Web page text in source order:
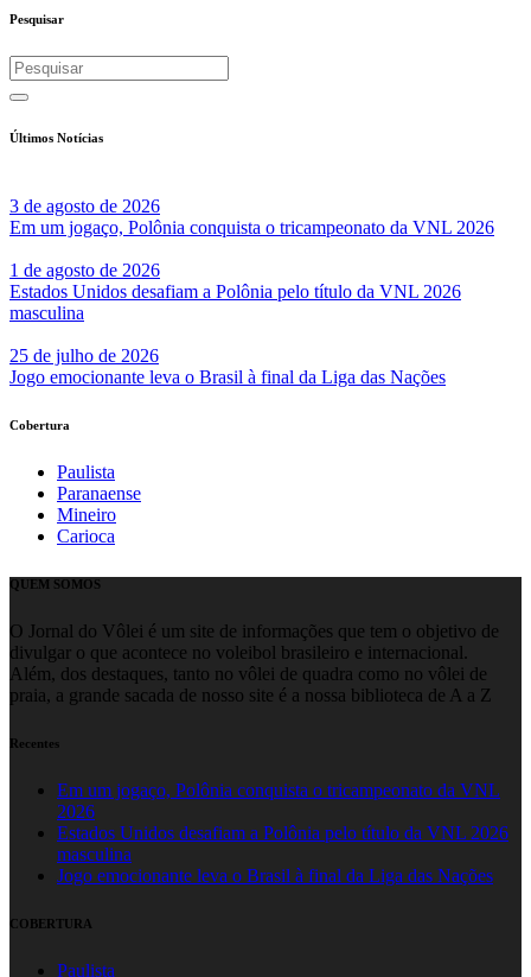
Pesquisar
Últimos Notícias
3 de agosto de 2026
Em um jogaço, Polônia conquista o tricampeonato da VNL 2026
1 de agosto de 2026
Estados Unidos desafiam a Polônia pelo título da VNL 2026
masculina
25 de julho de 2026
Jogo emocionante leva o Brasil à final da Liga das Nações
Cobertura
Paulista
Paranaense
Mineiro
Carioca
QUEM SOMOS
O Jornal do Vôlei é um site de informações que tem o objetivo de
divulgar o que acontece no voleibol brasileiro e internacional.
Além, dos destaques, tanto no vôlei de quadra como no vôlei de
praia, a grande sacada de nosso site é a nossa biblioteca de A a Z
Recentes
Em um jogaço, Polônia conquista o tricampeonato da VNL
2026
Estados Unidos desafiam a Polônia pelo título da VNL 2026
masculina
Jogo emocionante leva o Brasil à final da Liga das Nações
COBERTURA
Paulista